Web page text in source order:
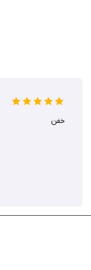
خفن